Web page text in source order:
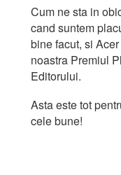
Cum ne sta in
cand suntem
bine facut, si
noastra Premiul
Editorului.
Asta este tot
cele bune!